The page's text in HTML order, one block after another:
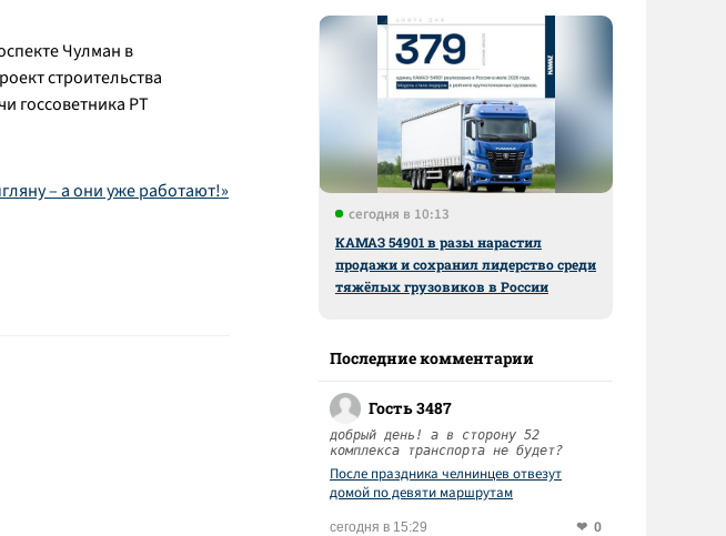
Чулман в
строительства
госсоветника РТ
– а они уже работают!»
сегодня в 10:13
КАМАЗ 54901 в разы нарастил
продажи и сохранил лидерство среди
тяжёлых грузовиков в России
Последние комментарии
Гость 3487
добрый день! а в сторону 52
комплекса транспорта не будет?
После праздника челнинцев отвезут
домой по девяти маршрутам
сегодня в 15:29 0